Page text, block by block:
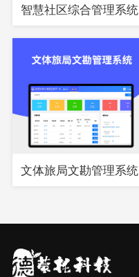
智慧社区综合管理系统
文体旅局文勘管理系统